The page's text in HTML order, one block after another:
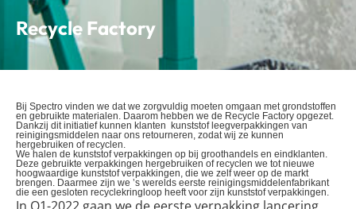
Recycle Factory
Bij Spectro vinden we dat we zorgvuldig moeten omgaan met grondstoffen
en gebruikte materialen. Daarom hebben we de Recycle Factory opgezet.
Dankzij dit initiatief kunnen klanten kunststof leegverpakkingen van
reinigingsmiddelen naar ons retourneren, zodat wij ze kunnen
hergebruiken of recyclen.
We halen de kunststof verpakkingen op bij groothandels en eindklanten.
Deze gebruikte verpakkingen hergebruiken of recyclen we tot nieuwe
hoogwaardige kunststof verpakkingen, die we zelf weer op de markt
brengen. Daarmee zijn we ’s werelds eerste reinigingsmiddelenfabrikant
die een gesloten recyclekringloop heeft voor zijn kunststof verpakkingen.